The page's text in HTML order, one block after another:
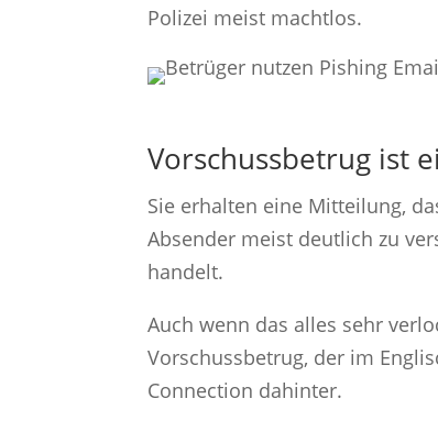
Polizei meist machtlos.
Vorschussbetrug ist
Sie erhalten eine Mitteilung,
Absender meist deutlich zu
handelt.
Auch wenn das alles sehr
Vorschussbetrug, der im
Connection dahinter.